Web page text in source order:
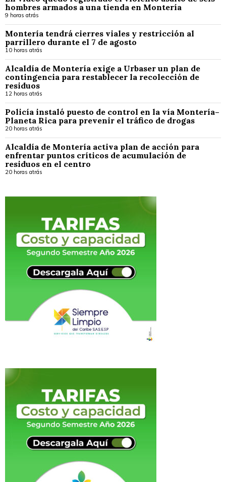
hombres armados a una tienda en Montería
9 horas atrás
Montería tendrá cierres viales y restricción al
parrillero durante el 7 de agosto
10 horas atrás
Alcaldía de Montería exige a Urbaser un plan de
contingencia para restablecer la recolección de
residuos
12 horas atrás
Policía instaló puesto de control en la vía Montería–
Planeta Rica para prevenir el tráfico de drogas
20 horas atrás
Alcaldía de Montería activa plan de acción para
enfrentar puntos críticos de acumulación de
residuos en el centro
20 horas atrás